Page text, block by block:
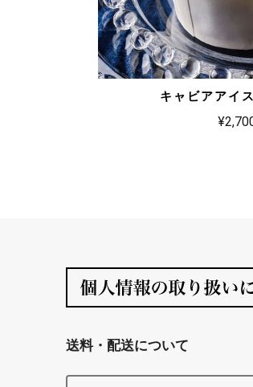
キャビアアイ
送料・配送について